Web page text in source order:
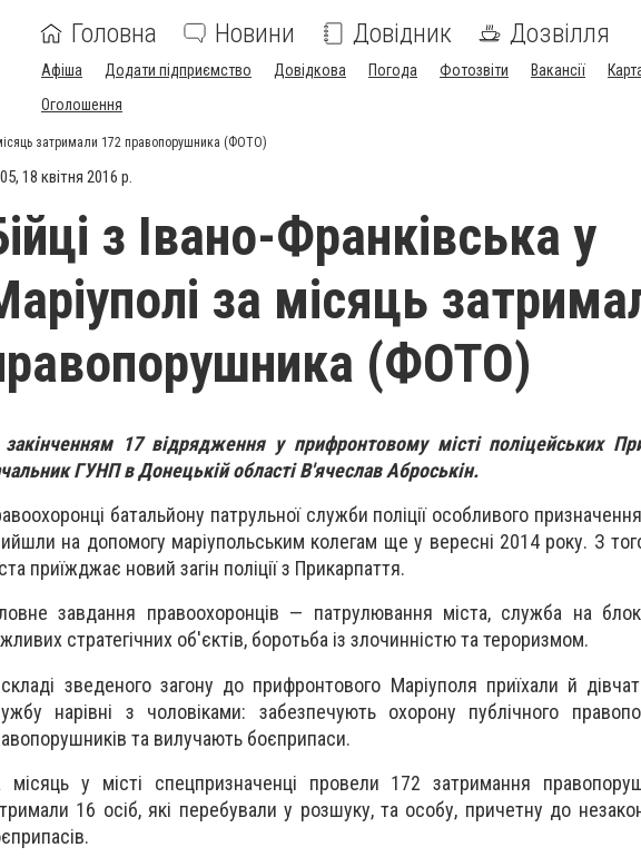
Головна Новини Довідник Дозвілля
Афіша Додати підприємство Довідкова Погода Фотозвіти Вакансії
Оголошення
місяць затримали 172 правопорушника (ФОТО)
18 квітня 2016 р.
з Івано-Франківська у
за місяць
(ФОТО)
закінченням 17 відрядження у прифронтовому місті поліцейських
ГУНП в Донецькій області В'ячеслав Аброськін.
батальйону патрульної служби поліції особливого
на допомогу маріупольським колегам ще у вересні 2014 року. З
приїжджає новий загін поліції з Прикарпаття.
завдання правоохоронців — патрулювання міста, служба на
стратегічних об'єктів, боротьба із злочинністю та тероризмом.
зведеного загону до прифронтового Маріуполя приїхали й
нарівні з чоловіками: забезпечують охорону публічного
та вилучають боєприпаси.
місяць у місті спецпризначенці провели 172 затримання
16 осіб, які перебували у розшуку, та особу, причетну до